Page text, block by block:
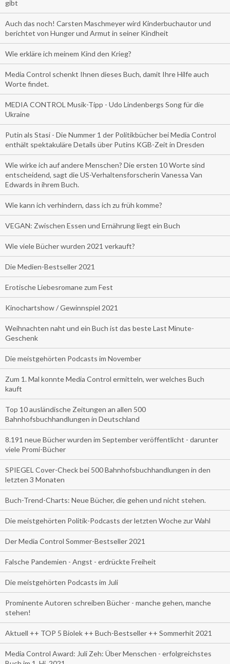
gibt
Auch das noch! Carsten Maschmeyer wird Kinderbuchautor und
berichtet von Hunger und Armut in seiner Kindheit
Wie erkläre ich meinem Kind den Krieg?
Media Control schenkt Ihnen dieses Buch, damit Ihre Hilfe auch
Worte findet.
MEDIA CONTROL Musik-Tipp - Udo Lindenbergs Song für die
Ukraine
Putin als Stasi - Die Nummer 1 der Politikbücher bei Media Control
enthält spektakuläre Details über Putins KGB-Zeit in Dresden
Wie wirke ich auf andere Menschen? Die ersten 10 Worte sind
entscheidend, sagt die US-Verhaltensforscherin Vanessa Van
Edwards in ihrem Buch.
Wie kann ich verhindern, dass ich zu früh komme?
VEGAN: Zwischen Essen und Ernährung liegt ein Buch
Wie viele Bücher wurden 2021 verkauft?
Die Medien-Bestseller 2021
Erotische Liebesromane zum Fest
Kinochartshow / Gewinnspiel 2021
Weihnachten naht und ein Buch ist das beste Last Minute-
Geschenk
Die meistgehörten Podcasts im November
Zum 1. Mal konnte Media Control ermitteln, wer welches Buch
kauft
Top 10 ausländische Zeitungen an allen 500
Bahnhofsbuchhandlungen in Deutschland
8.191 neue Bücher wurden im September veröffentlicht - darunter
viele Promi-Bücher
SPIEGEL Cover-Check bei 500 Bahnhofsbuchhandlungen in den
letzten 3 Monaten
Buch-Trend-Charts: Neue Bücher, die gehen und nicht stehen.
Die meistgehörten Politik-Podcasts der letzten Woche zur Wahl
Der Media Control Sommer-Bestseller 2021
Falsche Pandemien - Angst - erdrückte Freiheit
Die meistgehörten Podcasts im Juli
Prominente Autoren schreiben Bücher - manche gehen, manche
stehen!
Aktuell ++ TOP 5 Biolek ++ Buch-Bestseller ++ Sommerhit 2021
Media Control Award: Juli Zeh: Über Menschen - erfolgreichstes